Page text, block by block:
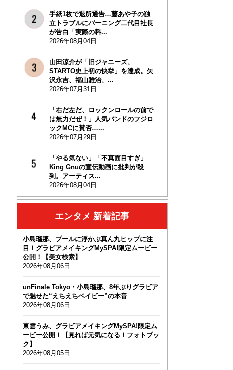
手紙1枚で退所通告…藤あや子の独
立トラブルにバーニング二代目社長
が告白「実際の料...
2026年08月04日
山田涼介が「旧ジャニーズ、
STARTO史上初の快挙」を達成。矢
沢永吉、福山雅治、...
2026年07月31日
「右だ左だ、ロックンロールの前で
は無力だぜ！」人気バンドのフジロ
ックMCに賛否…...
2026年07月29日
「やる気ない」「不真面目すぎ」
King Gnuの宣伝動画に批判が殺
到。アーティス...
2026年08月04日
エンタメ 新着記事
小島瑠那、プールに浮かぶ真ん丸ヒップに注
目！グラビアメイキングMySPA!限定ムービー
公開！【美女検索】
2026年08月06日
unFinale Tokyo・小島瑠那、8年ぶりグラビア
で魅せた“えちえちベイビー”の本音
2026年08月06日
東雲うみ、グラビアメイキングMySPA!限定ム
ービー公開！【見れば元気になる！フォトブッ
ク】
2026年08月05日